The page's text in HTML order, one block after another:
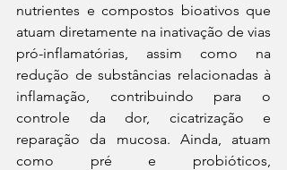
nutrientes e compostos bioativos que
atuam diretamente na inativação de vias
pró-inflamatórias, assim como na
redução de substâncias relacionadas à
inflamação, contribuindo para o
controle da dor, cicatrização e
reparação da mucosa. Ainda, atuam
como pré e probióticos,